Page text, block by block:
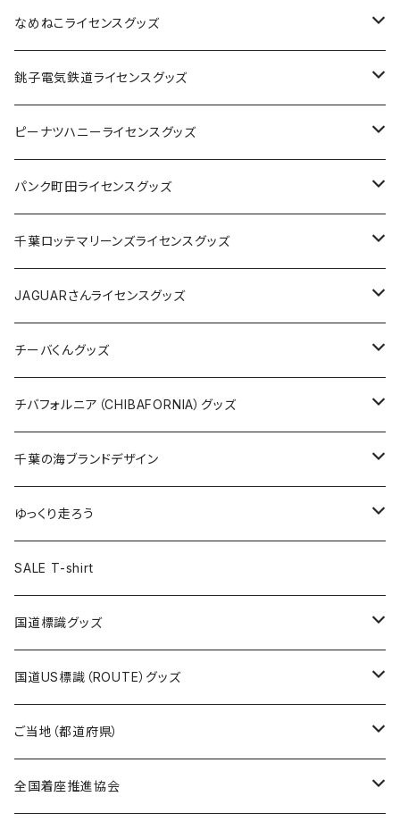
なめねこライセンスグッズ
Tシャツ
キャップ
ステッカー
缶バッジ
ホテルキーホルダー
銚子電気鉄道ライセンスグッズ
ステッカー
缶バッジ
アクリルキーホルダー
ホテルキーホルダー
クリアファイル
Tシャツ
キャップ
トートバッグ
ランチバッグ
エコバッグ
ピーナツハニーライセンスグッズ
Tシャツ
キャップ
バッグ
ステッカー
缶バッジ
キーホルダー
クリアファイル
パンク町田ライセンスグッズ
Tシャツ
キャップ
バッグ
ステッカー
缶バッジ
キーホルダー
クリアファイル
千葉ロッテマリーンズライセンスグッズ
ステッカー
ステッカー
ステッカー大
缶バッジ
缶バッジ32mm
缶バッジ54mm
エコバッグ
JAGUARさんコラボグッズ
Tシャツ
ステッカー
サコッシュ
ホテルキーホルダー
モーテルキーホルダー
トートバッグ
JAGUARさんライセンスグッズ
Tシャツ
ステッカー
缶バッジ
クリアファイル
マスク
エコバッグ
千葉ロッテマリーンズコラボ
チーバくんグッズ
Tシャツ
キャップ
エコバッグ
ステッカー
モーテルキーホルダー
ホテルキーホルダー
トートバッグ
チバフォルニア（CHIBAFORNIA）グッズ
Tシャツ
キャップ
ステッカー
ホテルキーホルダー
千葉の海ブランドデザイン
Tシャツ
キャップ
ステッカー
ゆっくり走ろう
Tシャツ
ステッカー
ホテルキーホルダー
SALE T-shirt
国道標識グッズ
ステッカー
国道0～99号線
国道100～199号線
Tシャツ
キャップ
国道US標識（ROUTE）グッズ
ステッカー
ROUTE 0～99号線
Tシャツ
ご当地（都道府県）
北海道
全国着座推進協会